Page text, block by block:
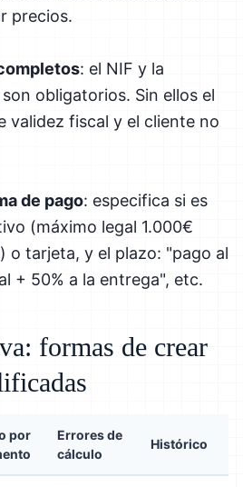
precios.
: el NIF y la
obligatorios. Sin ellos el
validez fiscal y el cliente no
de pago: especifica si es
(máximo legal 1.000€
o tarjeta, y el plazo: "pago al
+ 50% a la entrega", etc.
formas de crear
por
Errores de
cálculo
Histórico